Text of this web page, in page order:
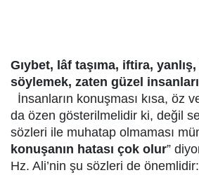
Gıybet, lâf taşıma, iftira,
söylemek, zaten güzel
İnsanların konuşması kısa, öz
da özen gösterilmelidir ki, değil
sözleri ile muhatap olmaması
konuşanın hatası çok olur”
Hz. Ali’nin şu sözleri de önemlidir: